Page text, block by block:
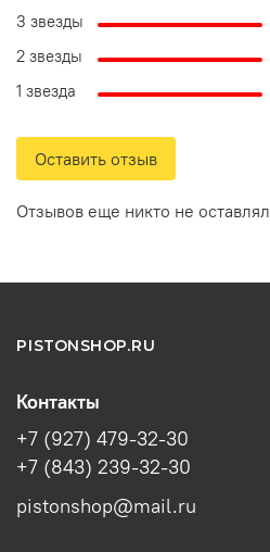
Отзывов еще никто не оставлял
3 звезды
2 звезды
1 звезда
Оставить отзыв
PISTONSHOP.RU
Контакты
+7 (927) 479-32-30
+7 (843) 239-32-30
pistonshop@mail.ru